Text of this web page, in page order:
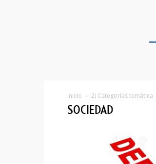
Inicio 2) Categorías temática
SOCIEDAD